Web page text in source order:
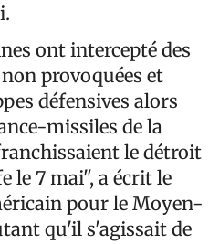
ont intercepté des
provoquées et
défensives alors
missiles de la
le détroit
le 7 mai", a écrit le
pour le Moyen-
qu'il s'agissait de